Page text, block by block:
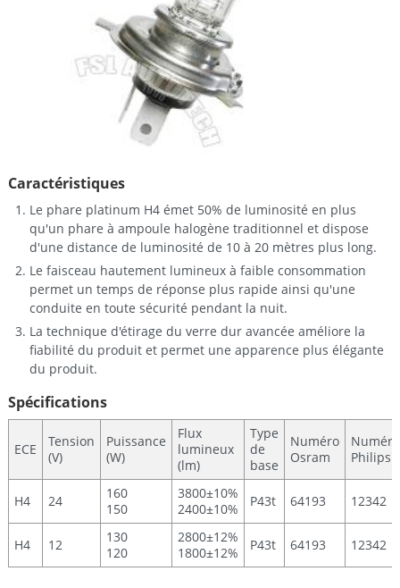
Caractéristiques
Le phare platinum H4 émet 50% de luminosité en plus
qu'un phare à ampoule halogène traditionnel et dispose
d'une distance de luminosité de 10 à 20 mètres plus long.
Le faisceau hautement lumineux à faible consommation
permet un temps de réponse plus rapide ainsi qu'une
conduite en toute sécurité pendant la nuit.
La technique d'étirage du verre dur avancée améliore la
fiabilité du produit et permet une apparence plus élégante
du produit.
Spécifications
ECE
Tension
(V)
Puissance
(W)
Flux
lumineux
(lm)
Type
de
base
Numéro
Osram
Numéro
Philips
H4 24
160
150
3800±10%
2400±10%
P43t 64193 12342
H4 12
130
120
2800±12%
1800±12%
P43t 64193 12342